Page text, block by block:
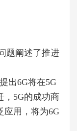
题阐述了推进
出6G将在5G
，5G的成功商
应用，将为6G